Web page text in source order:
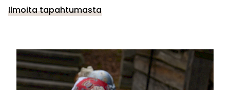
Ilmoita tapahtumasta